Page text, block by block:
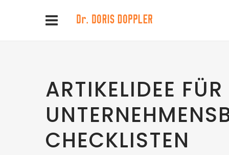
ARTIKELIDEE FÜR
CHECKLISTEN